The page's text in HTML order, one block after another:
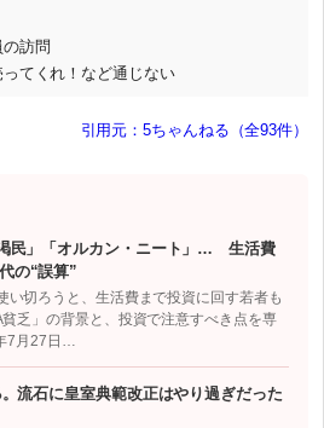
訪問
てくれ！など通じない
引用元：5ちゃんねる（全93件）
民」「オルカン・ニート」… 生活費
の“誤算”
い切ろうと、生活費まで投資に回す若者も
乏」の背景と、投資で注意すべき点を専
7月27日…
流石に皇室典範改正はやり過ぎだった